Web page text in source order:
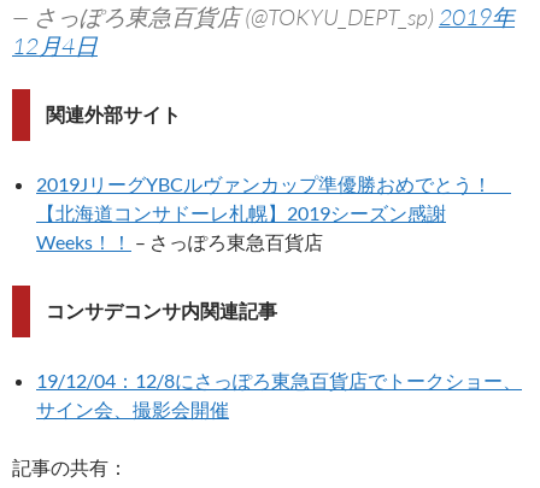
— さっぽろ東急百貨店 (@TOKYU_DEPT_sp) 2019年
12月4日
関連外部サイト
2019JリーグYBCルヴァンカップ準優勝おめでとう！
【北海道コンサドーレ札幌】2019シーズン感謝
Weeks！！ – さっぽろ東急百貨店
コンサデコンサ内関連記事
19/12/04：12/8にさっぽろ東急百貨店でトークショー、
サイン会、撮影会開催
記事の共有：